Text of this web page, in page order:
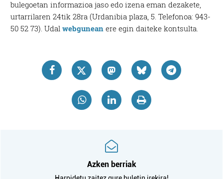
bulegoetan informazioa jaso edo izena eman dezakete,
urtarrilaren 24tik 28ra (Urdanibia plaza, 5. Telefonoa: 943-
50 52 73). Udalwebgunean ere egin daiteke kontsulta.
Azken berriak